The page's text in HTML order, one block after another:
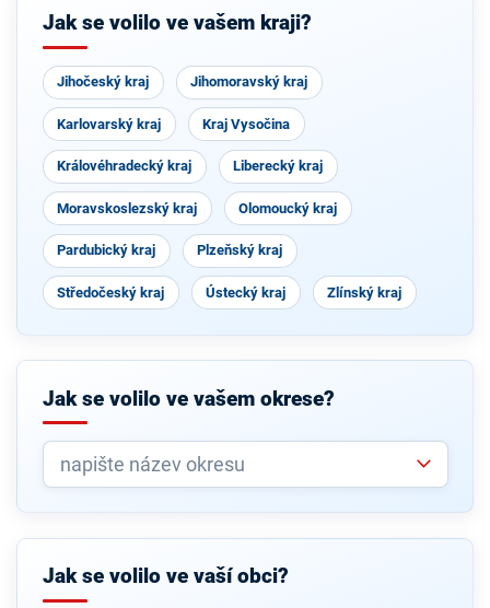
Jak se volilo ve vašem kraji?
Jihočeský kraj Jihomoravský kraj
Karlovarský kraj Kraj Vysočina
Královéhradecký kraj Liberecký kraj
Moravskoslezský kraj Olomoucký kraj
Pardubický kraj Plzeňský kraj
Středočeský kraj Ústecký kraj Zlínský kraj
Jak se volilo ve vašem okrese?
Jak se volilo ve vaší obci?